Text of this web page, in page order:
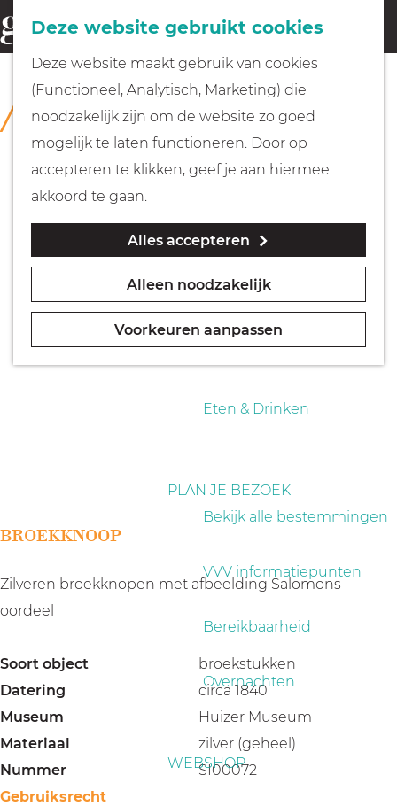
Deze website gebruikt cookies
Deze website maakt gebruik van cookies
(Functioneel, Analytisch, Marketing) die
noodzakelijk zijn om de website zo goed
mogelijk te laten functioneren. Door op
accepteren te klikken, geef je aan hiermee
akkoord te gaan.
Alles accepteren
Alleen noodzakelijk
Voorkeuren aanpassen
G
a
Fietsen
Wandelen
Geocachen
Naar het museum
Eten & Drinken
PLAN JE BEZOEK
Bekijk alle bestemmingen
VVV informatiepunten
Bereikbaarheid
Overnachten
WEBSHOP
o
e
k
e
n
COLLECTIE
Huizer Museum
BROEKKNOOP
Zilveren broekknopen met afbeelding Salomons
oordeel
Soort object
broekstukken
Datering
circa 1840
Museum
Huizer Museum
Materiaal
zilver (geheel)
Nummer
SI00072
Gebruiksrecht